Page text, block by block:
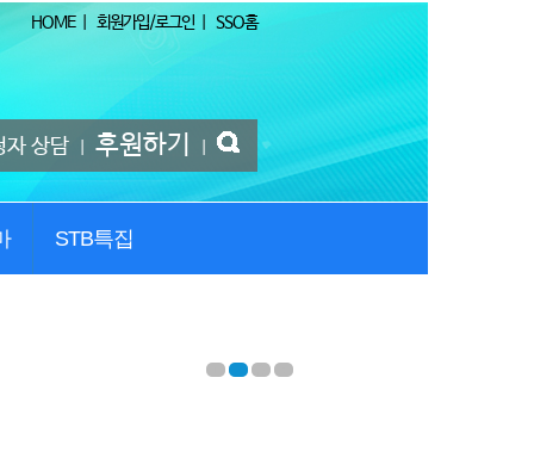
HOME| 회원가입/로그인 SSO홈
자 상담 후원하기
STB특집